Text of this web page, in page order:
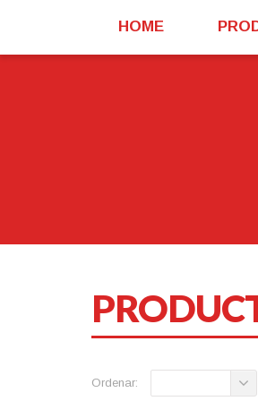
HOME
Ordenar: